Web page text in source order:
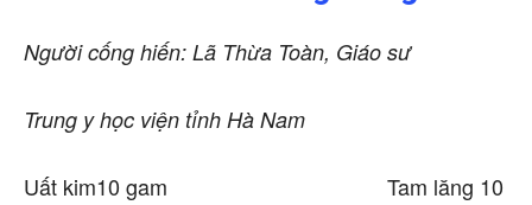
Người cống hiến: Lã Thừa Toàn, Giáo sư
Trung y học viện tỉnh Hà Nam
Uất kim10 gam Tam lăng 10